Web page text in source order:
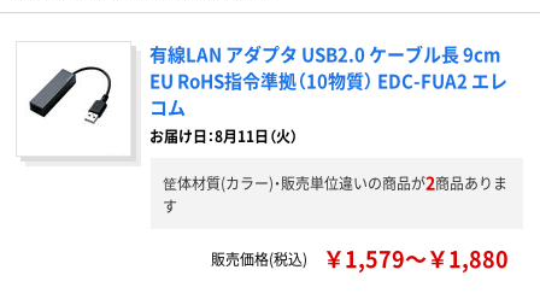
有線LAN アダプタ USB2.0 ケーブル長 9cm
EU RoHS指令準拠（10物質） EDC-FUA2 エレ
コム
お届け日：8月11日（火）
筐体材質(カラー)・販売単位違いの商品が2商品ありま
す
販売価格(税込) ￥1,579～￥1,880